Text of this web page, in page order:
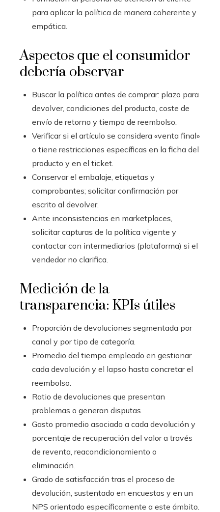
para aplicar la política de manera coherente y
empática.
Aspectos que el consumidor
debería observar
Buscar la política antes de comprar: plazo para
devolver, condiciones del producto, coste de
envío de retorno y tiempo de reembolso.
Verificar si el artículo se considera «venta final»
o tiene restricciones específicas en la ficha del
producto y en el ticket.
Conservar el embalaje, etiquetas y
comprobantes; solicitar confirmación por
escrito al devolver.
Ante inconsistencias en marketplaces,
solicitar capturas de la política vigente y
contactar con intermediarios (plataforma) si el
vendedor no clarifica.
Medición de la
transparencia: KPIs útiles
Proporción de devoluciones segmentada por
canal y por tipo de categoría.
Promedio del tiempo empleado en gestionar
cada devolución y el lapso hasta concretar el
reembolso.
Ratio de devoluciones que presentan
problemas o generan disputas.
Gasto promedio asociado a cada devolución y
porcentaje de recuperación del valor a través
de reventa, reacondicionamiento o
eliminación.
Grado de satisfacción tras el proceso de
devolución, sustentado en encuestas y en un
NPS orientado específicamente a este ámbito.